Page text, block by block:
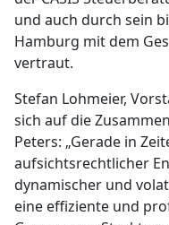
und auch durch sein
Hamburg mit dem
vertraut.
Stefan Lohmeier,
sich auf die
Peters: „Gerade in
aufsichtsrechtlicher
dynamischer und
eine effiziente und